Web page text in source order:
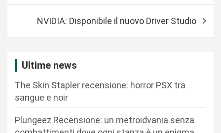
NVIDIA: Disponibile il nuovo Driver Studio
Ultime news
The Skin Stapler recensione: horror PSX tra
sangue e noir
Plungeez Recensione: un metroidvania senza